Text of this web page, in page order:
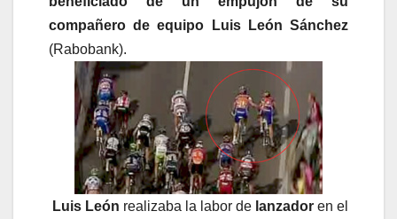
compañero de equipo Luis León Sánchez
(Rabobank).
Luis León realizaba la labor de lanzador en el